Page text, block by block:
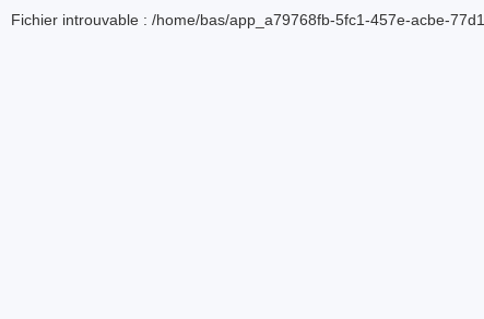
Fichier introuvable : /home/bas/app_a79768fb-5fc1-457e-acbe-